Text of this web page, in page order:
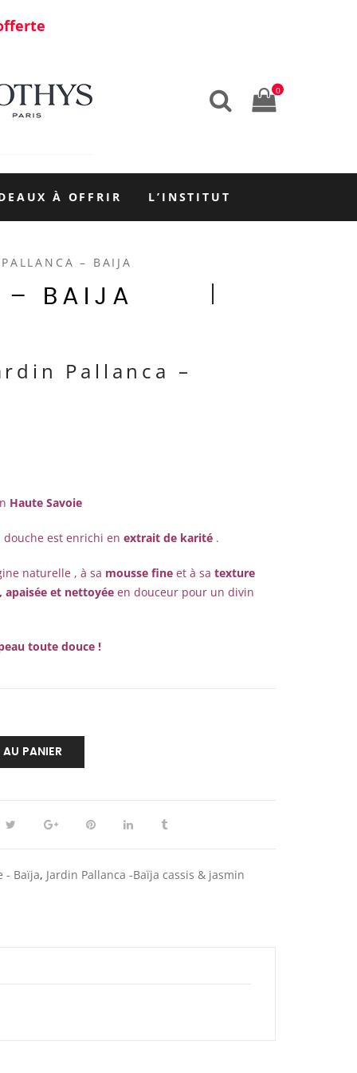
0
À OFFRIR L’INSTITUT
– BAIJA
– BAIJA
Pallanca –
Haute Savoie
douche est enrichi en extrait de karité .
naturelle , à sa mousse fine et à sa texture
et nettoyée en douceur pour un divin
toute douce !
PANIER
- Baïja, Jardin Pallanca -Baïja cassis & jasmin